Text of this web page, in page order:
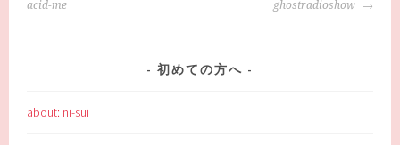
ョ
acid-me
ghostradioshow
初めての方へ
about: ni-sui